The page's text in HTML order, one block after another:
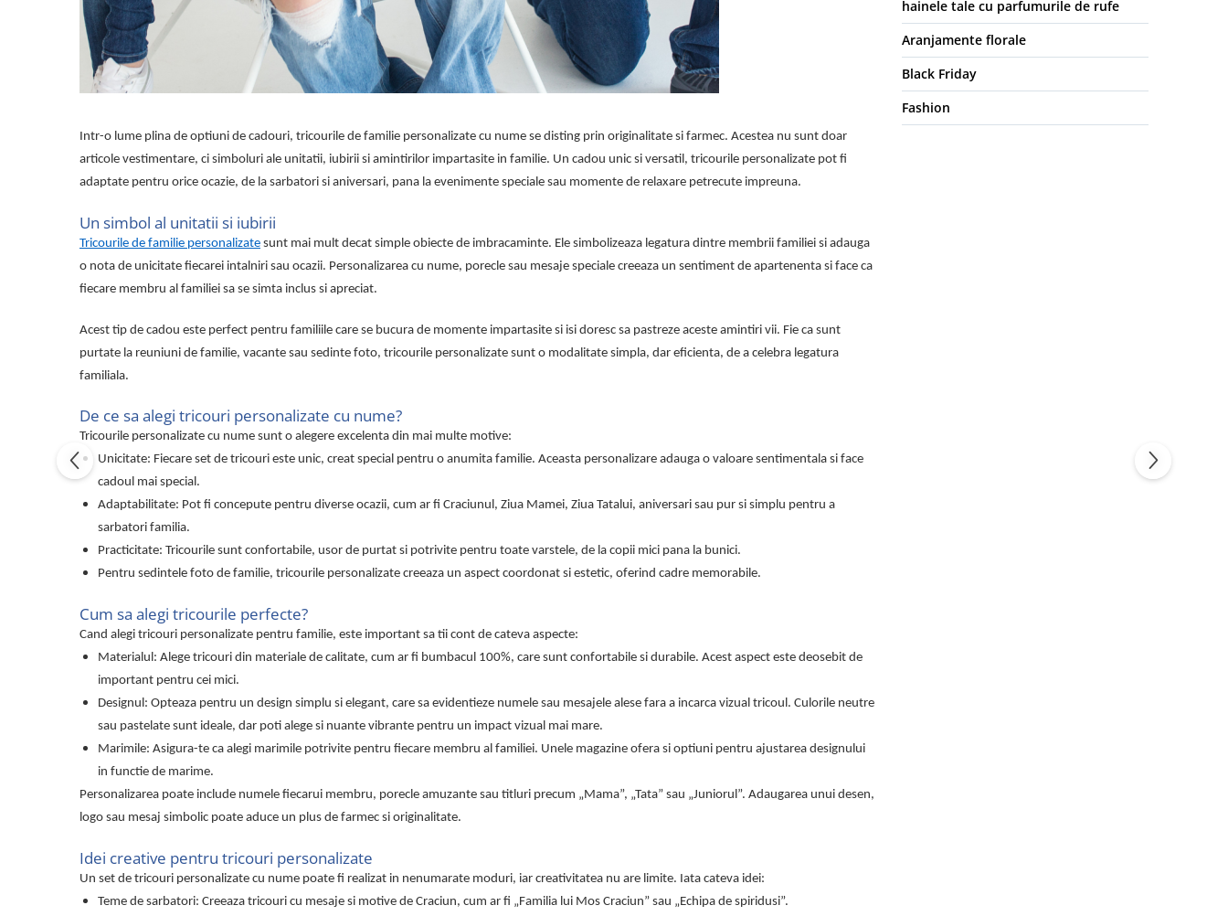
Lenjerii de pat pentru copii
Cadouri Cuplu
Pijamale de CRACIUN
Pijamale de barbati
Halate si capoate
Halate si pijamale Family
Seturi elegante femei
Pijamale de copii
Pijamale BIG SIZE femei
Cadouri ocazii speciale
Tricouri de cuplu Valentine's Day
Cadouri pentru Bunici
Cadouri pentru Mama
Cadouri pentru profesori sau absolventi
Cadouri de Paște
Cadouri Traditionale Romanesti
Cadouri pentru CUPLU El & Ea
Cadouri Iubitori de animale
Cadouri GRAVIDE
Cadouri pentru sportivi
Cadouri Pensionare
Cadouri Colegi, sefi sau angajati
Cadouri pentru Doctori
Cadouri pentru Sfânta Maria
Intr-o lume plina de optiuni de cadouri, tricourile de familie personalizate cu nume se disting prin originalitate si farmec. Acestea nu sunt doar
articole vestimentare, ci simboluri ale unitatii, iubirii si amintirilor impartasite in familie. Un cadou unic si versatil, tricourile personalizate pot fi
adaptate pentru orice ocazie, de la sarbatori si aniversari, pana la evenimente speciale sau momente de relaxare petrecute impreuna.
Un simbol al unitatii si iubirii
Tricourile de familie personalizate sunt mai mult decat simple obiecte de imbracaminte. Ele simbolizeaza legatura dintre membrii familiei si adauga
o nota de unicitate fiecarei intalniri sau ocazii. Personalizarea cu nume, porecle sau mesaje speciale creeaza un sentiment de apartenenta si face ca
fiecare membru al familiei sa se simta inclus si apreciat.
Acest tip de cadou este perfect pentru familiile care se bucura de momente impartasite si isi doresc sa pastreze aceste amintiri vii. Fie ca sunt
purtate la reuniuni de familie, vacante sau sedinte foto, tricourile personalizate sunt o modalitate simpla, dar eficienta, de a celebra legatura
familiala.
De ce sa alegi tricouri personalizate cu nume?
Tricourile personalizate cu nume sunt o alegere excelenta din mai multe motive:
Unicitate: Fiecare set de tricouri este unic, creat special pentru o anumita familie. Aceasta personalizare adauga o valoare sentimentala si face
cadoul mai special.
Adaptabilitate: Pot fi concepute pentru diverse ocazii, cum ar fi Craciunul, Ziua Mamei, Ziua Tatalui, aniversari sau pur si simplu pentru a
sarbatori familia.
Practicitate: Tricourile sunt confortabile, usor de purtat si potrivite pentru toate varstele, de la copii mici pana la bunici.
Pentru sedintele foto de familie, tricourile personalizate creeaza un aspect coordonat si estetic, oferind cadre memorabile.
Cum sa alegi tricourile perfecte?
Cand alegi tricouri personalizate pentru familie, este important sa tii cont de cateva aspecte:
Materialul: Alege tricouri din materiale de calitate, cum ar fi bumbacul 100%, care sunt confortabile si durabile. Acest aspect este deosebit de
important pentru cei mici.
Designul: Opteaza pentru un design simplu si elegant, care sa evidentieze numele sau mesajele alese fara a incarca vizual tricoul. Culorile neutre
sau pastelate sunt ideale, dar poti alege si nuante vibrante pentru un impact vizual mai mare.
Marimile: Asigura-te ca alegi marimile potrivite pentru fiecare membru al familiei. Unele magazine ofera si optiuni pentru ajustarea designului
in functie de marime.
Personalizarea poate include numele fiecarui membru, porecle amuzante sau titluri precum „Mama”, „Tata” sau „Juniorul”. Adaugarea unui desen,
logo sau mesaj simbolic poate aduce un plus de farmec si originalitate.
Idei creative pentru tricouri personalizate
Un set de tricouri personalizate cu nume poate fi realizat in nenumarate moduri, iar creativitatea nu are limite. Iata cateva idei:
Teme de sarbatori: Creeaza tricouri cu mesaje si motive de Craciun, cum ar fi „Familia lui Mos Craciun” sau „Echipa de spiridusi”.
hainele tale cu parfumurile de rufe
Aranjamente florale
Black Friday
Fashion